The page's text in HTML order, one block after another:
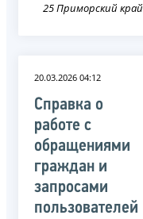
25 Приморский край
20.03.2026 04:12
Справка о
работе с
обращениями
граждан и
запросами
пользователей